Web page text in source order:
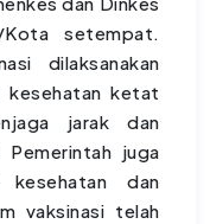
Kota setempat.
dilaksanakan
kesehatan ketat
jarak dan
juga
kesehatan dan
vaksinasi telah